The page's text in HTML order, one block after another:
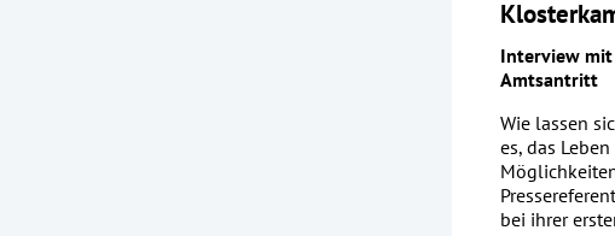
Interview mit
Amtsantritt
Wie lassen
es, das
bei ihrer